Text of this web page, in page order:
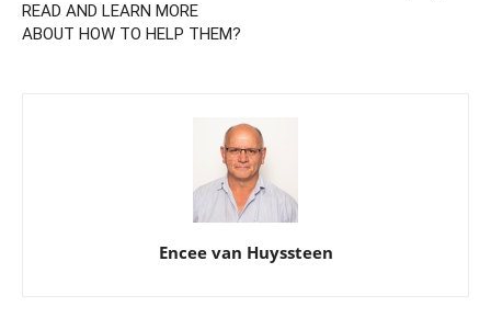
READ AND LEARN MORE
ABOUT HOW TO HELP THEM?
Encee van Huyssteen